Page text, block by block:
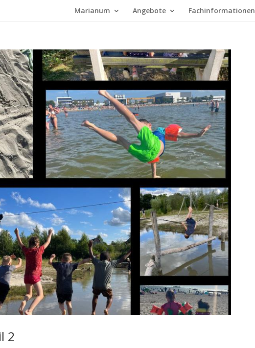
Marianum Angebote Fachinformationen
2